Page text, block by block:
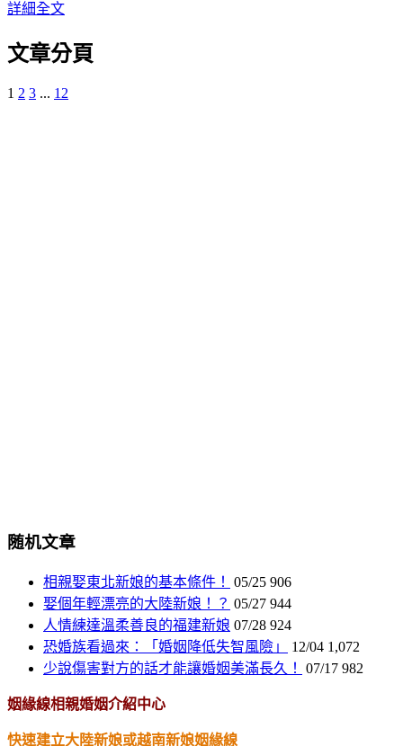
詳細全文
文章分頁
1 2 3 ... 12
随机文章
相親娶東北新娘的基本條件！ 05/25 906
娶個年輕漂亮的大陸新娘！？ 05/27 944
人情練達溫柔善良的福建新娘 07/28 924
恐婚族看過來：「婚姻降低失智風險」
12/04 1,072
少說傷害對方的話才能讓婚姻美滿長久！
07/17 982
姻緣線相親婚姻介紹中心
快速建立大陸新娘或越南新娘姻緣線